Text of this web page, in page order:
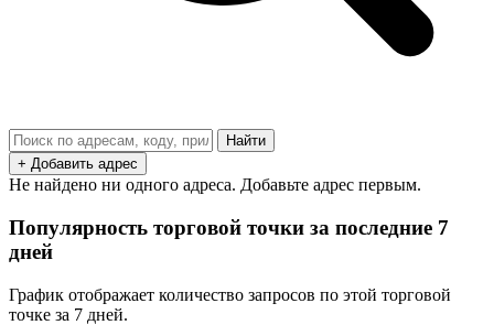
Найти
+ Добавить адрес
Не найдено ни одного адреса. Добавьте адрес первым.
Популярность торговой точки за последние 7
дней
График отображает количество запросов по этой торговой
точке за 7 дней.